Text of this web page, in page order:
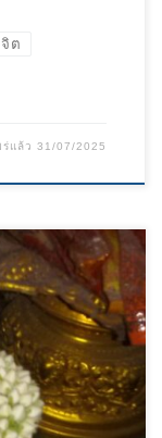
ต
ร่แล้ว31/07/2025